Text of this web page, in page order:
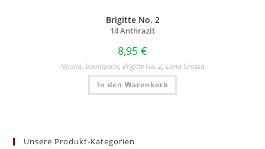
Brigitte No. 2
14 Anthrazit
8,95 €
Alpaka, Baumwolle, Brigitte No. 2, Lana Grossa
In den Warenkorb
Unsere Produkt-Kategorien